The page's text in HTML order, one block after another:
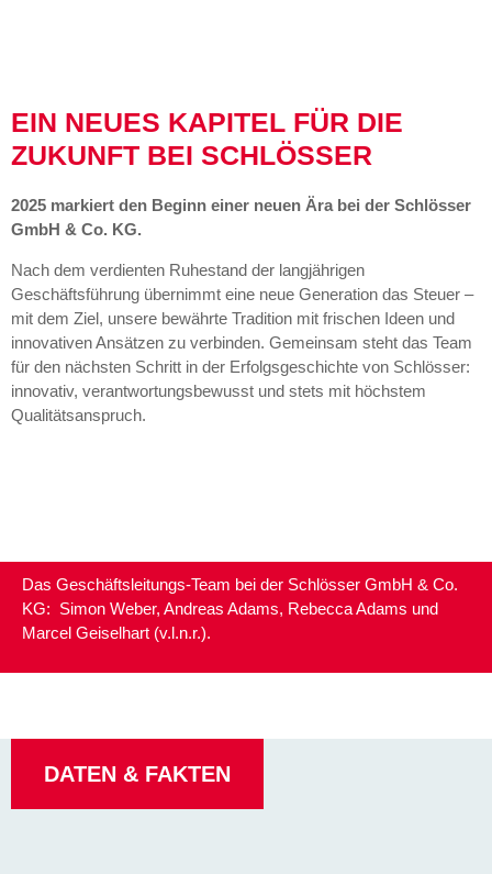
EIN NEUES KAPITEL FÜR DIE
ZUKUNFT BEI SCHLÖSSER
2025 markiert den Beginn einer neuen Ära bei der Schlösser
GmbH & Co. KG.
Nach dem verdienten Ruhestand der langjährigen
Geschäftsführung übernimmt eine neue Generation das Steuer –
mit dem Ziel, unsere bewährte Tradition mit frischen Ideen und
innovativen Ansätzen zu verbinden. Gemeinsam steht das Team
für den nächsten Schritt in der Erfolgsgeschichte von Schlösser:
innovativ, verantwortungsbewusst und stets mit höchstem
Qualitätsanspruch.
Das Geschäftsleitungs-Team bei der Schlösser GmbH & Co.
KG: Simon Weber, Andreas Adams, Rebecca Adams und
Marcel Geiselhart (v.l.n.r.).
DATEN & FAKTEN